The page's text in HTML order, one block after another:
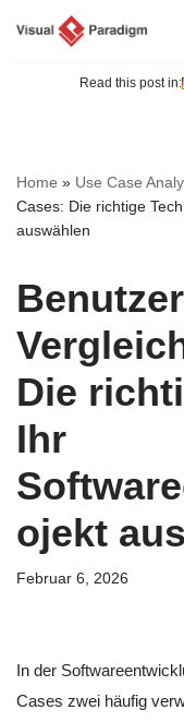
Read this post in:
Home » Use Case
Cases: Die richtige
auswählen
Die
Ihr
ojekt
Februar 6, 2026
In der
Cases zwei häufig